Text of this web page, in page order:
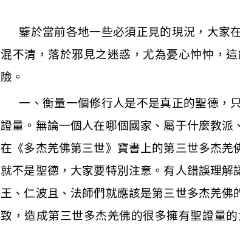
鑒於當前各地一些必須正見的現況，大家
混不清，落於邪見之迷惑，尤為憂心忡忡，
險。
一、衡量一個修行人是不是真正的聖德，
證量。無論一個人在哪個國家、屬于什麼教
在《多杰羌佛第三世》寶書上的第三世多杰
就不是聖德，大家要特別注意。有人錯誤理
王、仁波且、法師們就應該是第三世多杰羌
致，造成第三世多杰羌佛的很多擁有聖證量